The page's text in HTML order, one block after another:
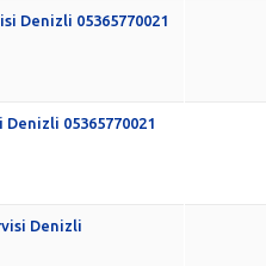
Denizli 05365770021
05365770021
Denizli